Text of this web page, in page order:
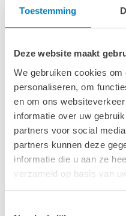
Toestemming
Deze website maakt
We gebruiken cookies
personaliseren, om
en om ons
informatie over uw
partners voor social
partners kunnen deze
informatie die u aan ze
verzameld op basis van
Afmetingen
Nokhoogte
Oppervlakte (m2)
9.4 m2
Wanddikte
28 mm
Ramen & deuren
1x Twee openslaande